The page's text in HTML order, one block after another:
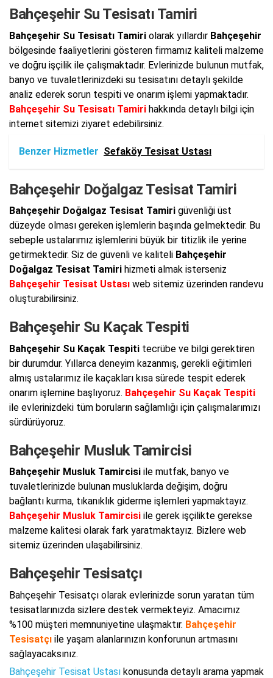
Bahçeşehir Su Tesisatı Tamiri
Bahçeşehir Su Tesisatı Tamiri olarak yıllardır Bahçeşehir
bölgesinde faaliyetlerini gösteren firmamız kaliteli malzeme
ve doğru işçilik ile çalışmaktadır. Evlerinizde bulunun mutfak,
banyo ve tuvaletlerinizdeki su tesisatını detaylı şekilde
analiz ederek sorun tespiti ve onarım işlemi yapmaktadır.
Bahçeşehir Su Tesisatı Tamiri hakkında detaylı bilgi için
internet sitemizi ziyaret edebilirsiniz.
Benzer Hizmetler Sefaköy Tesisat Ustası
Bahçeşehir Doğalgaz Tesisat Tamiri
Bahçeşehir Doğalgaz Tesisat Tamiri güvenliği üst
düzeyde olması gereken işlemlerin başında gelmektedir. Bu
sebeple ustalarımız işlemlerini büyük bir titizlik ile yerine
getirmektedir. Siz de güvenli ve kaliteli Bahçeşehir
Doğalgaz Tesisat Tamiri hizmeti almak isterseniz
Bahçeşehir Tesisat Ustası web sitemiz üzerinden randevu
oluşturabilirsiniz.
Bahçeşehir Su Kaçak Tespiti
Bahçeşehir Su Kaçak Tespiti tecrübe ve bilgi gerektiren
bir durumdur. Yıllarca deneyim kazanmış, gerekli eğitimleri
almış ustalarımız ile kaçakları kısa sürede tespit ederek
onarım işlemine başlıyoruz. Bahçeşehir Su Kaçak Tespiti
ile evlerinizdeki tüm boruların sağlamlığı için çalışmalarımızı
sürdürüyoruz.
Bahçeşehir Musluk Tamircisi
Bahçeşehir Musluk Tamircisi ile mutfak, banyo ve
tuvaletlerinizde bulunan musluklarda değişim, doğru
bağlantı kurma, tıkanıklık giderme işlemleri yapmaktayız.
Bahçeşehir Musluk Tamircisi ile gerek işçilikte gerekse
malzeme kalitesi olarak fark yaratmaktayız. Bizlere web
sitemiz üzerinden ulaşabilirsiniz.
Bahçeşehir Tesisatçı
Bahçeşehir Tesisatçı olarak evlerinizde sorun yaratan tüm
tesisatlarınızda sizlere destek vermekteyiz. Amacımız
%100 müşteri memnuniyetine ulaşmaktır. Bahçeşehir
Tesisatçı ile yaşam alanlarınızın konforunun artmasını
sağlayacaksınız.
Bahçeşehir Tesisat Ustası konusunda detaylı arama yapmak